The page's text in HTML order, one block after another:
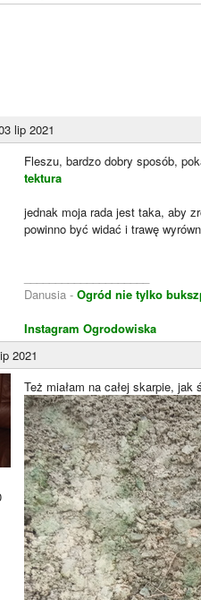
lip 2021
Fleszu, bardzo dobry sposób,
tektura
jednak moja rada jest taka, aby
powinno być widać i trawę
Danusia - Ogród nie tylko
Instagram Ogrodowiska
2021
Też miałam na całej skarpie,